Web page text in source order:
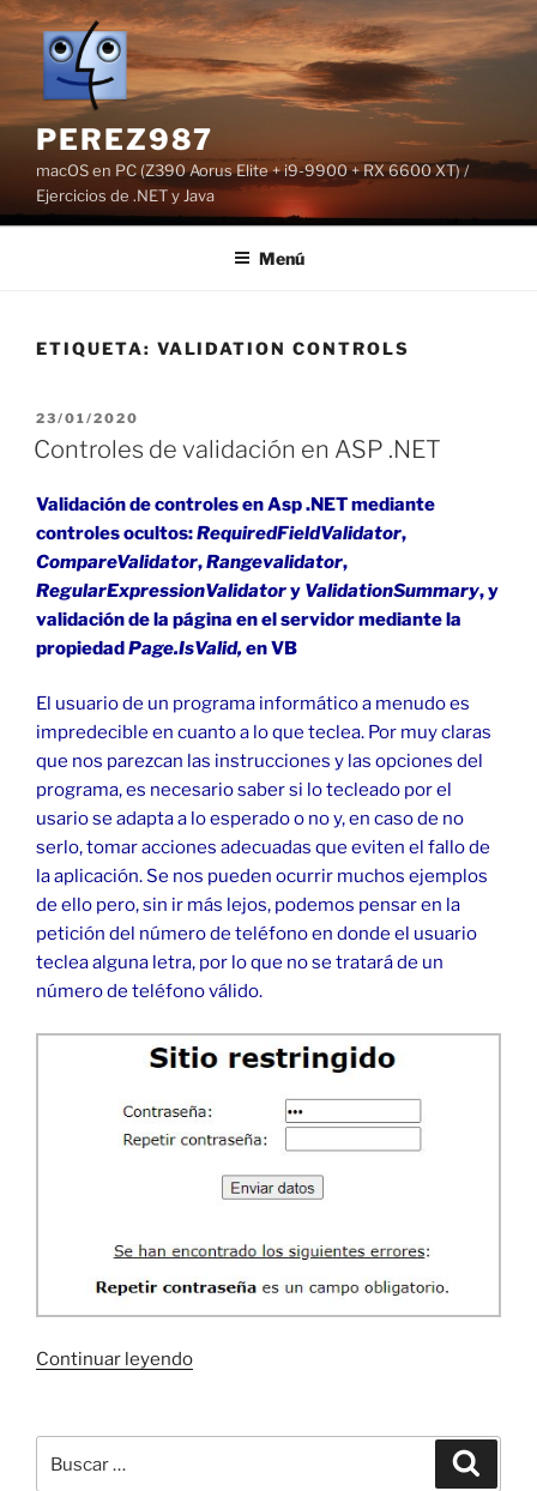
Saltar
contenido
PEREZ987
macOS en PC (Z390 Aorus Elite + i9-9900 + RX 6600 XT) /
Ejercicios de .NET y Java
Menú
ETIQUETA: VALIDATION CONTROLS
PUBLICADO
EL
23/01/2020
Controles de validación en ASP .NET
Validación de controles en Asp .NET mediante
controles ocultos:RequiredFieldValidator,
CompareValidator,Rangevalidator,
RegularExpressionValidatory ValidationSummary, y
validación de la página en el servidor mediante la
propiedadPage.IsValid,en VB
El usuario de un programa informático a menudo es
impredecible en cuanto a lo que teclea. Por muy claras
que nos parezcan las instrucciones y las opciones del
programa, es necesario saber si lo tecleado por el
usario se adapta a lo esperado o no y, en caso de no
serlo, tomar acciones adecuadas que eviten el fallo de
la aplicación. Se nos pueden ocurrir muchos ejemplos
de ello pero, sin ir más lejos, podemos pensar en la
petición del número de teléfono en donde el usuario
teclea alguna letra, por lo que no se tratará de un
número de teléfono válido.
Continuar leyendo«Controles
en
por: